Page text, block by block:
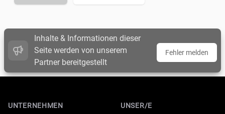
Inhalte & Informationen dieser
Seite werden von unserem
Partner bereitgestellt
Fehler melden
UNTERNEHMEN UNSER/E